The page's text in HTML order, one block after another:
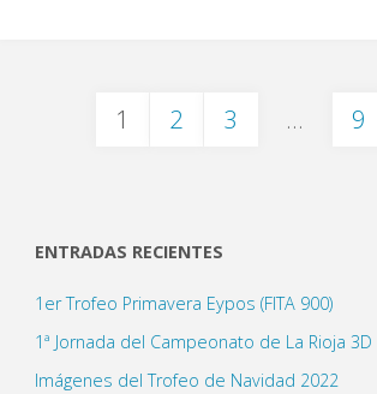
de
entradas
1 2 3 … 9
ENTRADAS RECIENTES
1er Trofeo Primavera Eypos (FITA 900)
1ª Jornada del Campeonato de La Rioja 3D
Imágenes del Trofeo de Navidad 2022